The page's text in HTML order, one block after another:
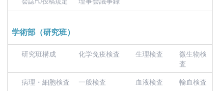
学術部（研究班）
研究班構成 化学免疫検査 生理検査
微生物検
査
病理・細胞検査
一般検査 血液検査
輸血検査